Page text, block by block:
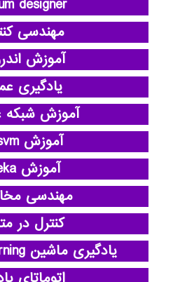
designer
مهندسی
آموزش
یادگیری
آموزش
آموزش libsvm
آموزش weka
مهندسی
کنترل در
یادگیری ماشین machine learning